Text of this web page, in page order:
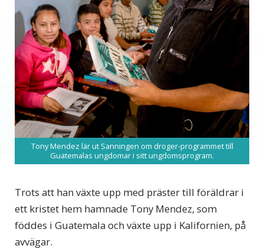
Tony Mendez lär ut Sanningen om droger-programmet till
Guatemalas ungdomar i sitt ungdomsprogram.
Trots att han växte upp med präster till föräldrar i
ett kristet hem hamnade Tony Mendez, som
föddes i Guatemala och växte upp i Kalifornien, på
avvägar.